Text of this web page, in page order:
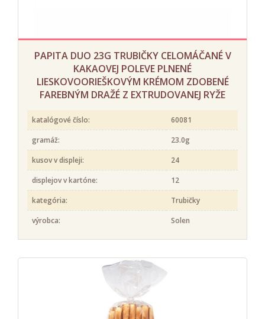
PAPITA DUO 23G TRUBIČKY CELOMÁČANÉ V
KAKAOVEJ POLEVE PLNENÉ
LIESKOVOORIEŠKOVÝM KRÉMOM ZDOBENÉ
FAREBNÝM DRAŽÉ Z EXTRUDOVANEJ RYŽE
katalógové číslo:
60081
gramáž:
23.0g
kusov v displeji:
24
displejov v kartóne:
12
kategória:
Trubičky
výrobca:
Solen